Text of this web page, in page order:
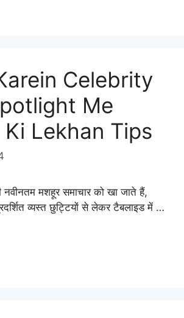
Celebrity
Me
Lekhan Tips
मशहूर समाचार को खा जाते हैं,
व्यस्त छुट्टियों से लेकर टैबलाइड में …